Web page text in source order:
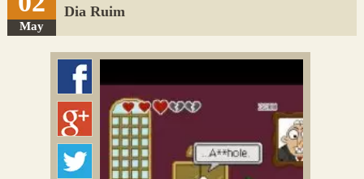
Adicionar Blog
Colmeia Exchange
Perguntas Frequentes
May
Dia Ruim